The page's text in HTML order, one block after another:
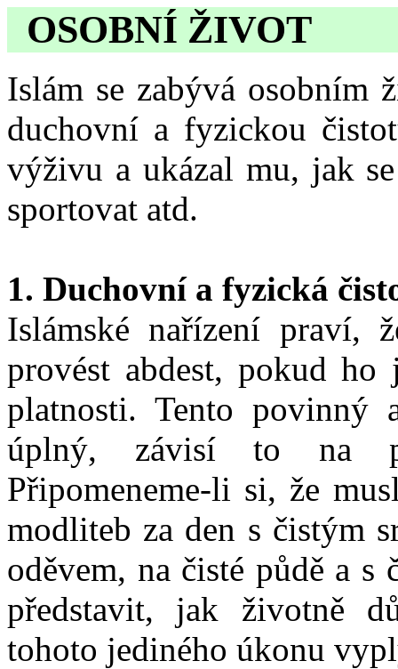
OSOBNÍ ŽIVOT
Islám se zabývá osobním
duchovní a fyzickou
výživu a ukázal mu, jak
sportovat atd.
1. Duchovní a fyzická
Islámské nařízení praví,
provést abdest, pokud
platnosti. Tento povinný
úplný, závisí to na
Připomeneme-li si, že
modliteb za den s čistým
oděvem, na čisté půdě a
představit, jak životně
tohoto jediného úkonu